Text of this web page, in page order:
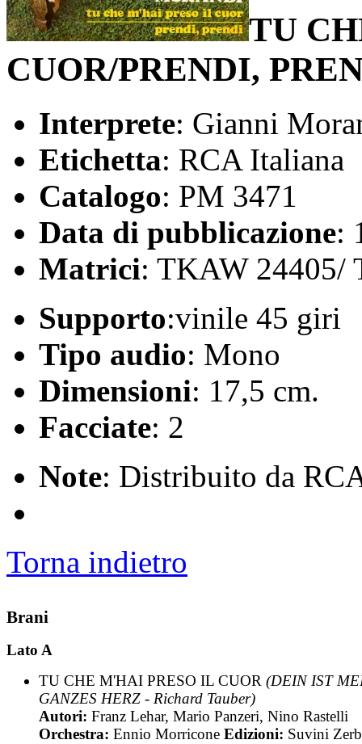
TU
CUOR/PRENDI,
Interprete: Gianni
Etichetta: RCA Italiana
Catalogo: PM 3471
Data di pubblicazione:
Matrici: TKAW 24405/
Supporto:vinile 45 giri
Tipo audio: Mono
Dimensioni: 17,5 cm.
Facciate: 2
Note: Distribuito da
Torna indietro
Brani
Lato A
TU CHE M'HAI PRESO IL CUOR (DEIN IST
GANZES HERZ - Richard Tauber)
Autori: Franz Lehar, Mario Panzeri, Nino Rastelli
Orchestra: Ennio Morricone Edizioni: Suvini